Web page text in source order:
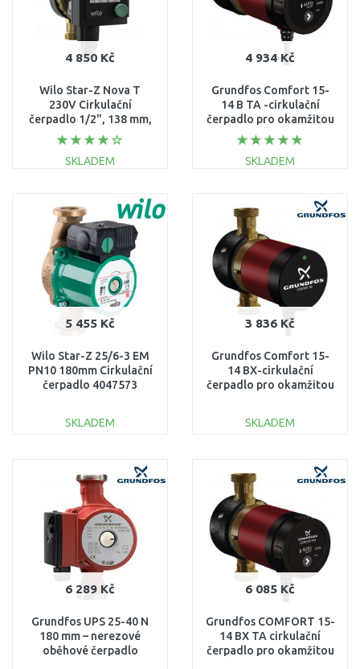
4 850 Kč
Wilo Star-Z Nova T
230V Cirkulační
čerpadlo 1/2", 138 mm,
4222650
SKLADEM
Porovnat
4 934 Kč
Grundfos Comfort 15-
14 B TA -cirkulační
čerpadlo pro okamžitou
teplou vodu z kohoutku
97916757
SKLADEM
Porovnat
5 455 Kč
Wilo Star-Z 25/6-3 EM
PN10 180mm Cirkulační
čerpadlo 4047573
SKLADEM
Porovnat
3 836 Kč
Grundfos Comfort 15-
14 BX-cirkulační
čerpadlo pro okamžitou
SKLADEM
6 289 Kč
Grundfos UPS 25-40 N
180 mm – nerezové
oběhové čerpadlo
6 085 Kč
Grundfos COMFORT 15-
14 BX TA cirkulační
čerpadlo pro okamžitou